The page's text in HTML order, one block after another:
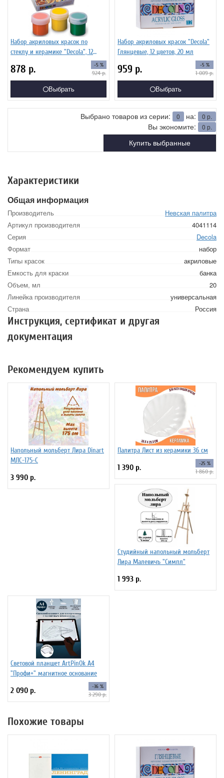
Набор акриловых красок по
стеклу и керамике "Decola", 12
878 р. -5 %
924р.
Выбрать
Набор акриловых красок "Decola"
Глянцевые, 12 цветов, 20 мл
959 р. -5 %
1 009р.
Выбрать
Выбрано товаров из серии: 0 на: 0 р.
Вы экономите: 0 р.
Купить выбранные
Характеристики
Общая информация
Производитель
Невская палитра
Артикул производителя
4041114
Серия
Decola
Формат
набор
Типы красок
акриловые
Емкость для краски
банка
Объем, мл
20
Линейка производителя
универсальная
Страна
Россия
Инструкция, сертификат и другая
документация
Рекомендуем купить
Напольный мольберт Лира Dinart
МЛС-175-С
3 990 р.
Палитра Лист из керамики 36 см
1 390 р. -25 %
1 860 р.
Студийный напольный мольберт
Лира Малевичъ "Симпл"
1 993 р.
Световой планшет ArtPinOk А4
"Профи+" магнитное основание
2 090 р. -36 %
3 290 р.
Похожие товары